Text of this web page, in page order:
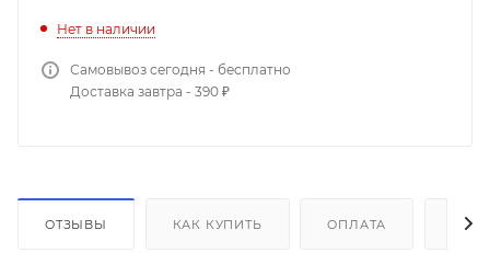
Нет в наличии
Самовывоз сегодня - бесплатно
Доставка завтра - 390 ₽
ОТЗЫВЫ КАК КУПИТЬ ОПЛАТА